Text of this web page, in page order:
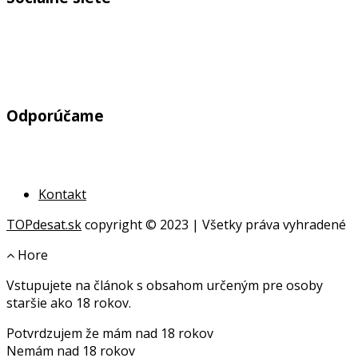
Odporúčame
Kontakt
TOPdesat.skcopyright © 2023 | Všetky práva vyhradené
Hore
online
geldanlagen
Vstupujete na článok s obsahom určeným pre osoby
staršie ako 18 rokov.
Potvrdzujem že mám nad 18 rokov
Nemám nad 18 rokov